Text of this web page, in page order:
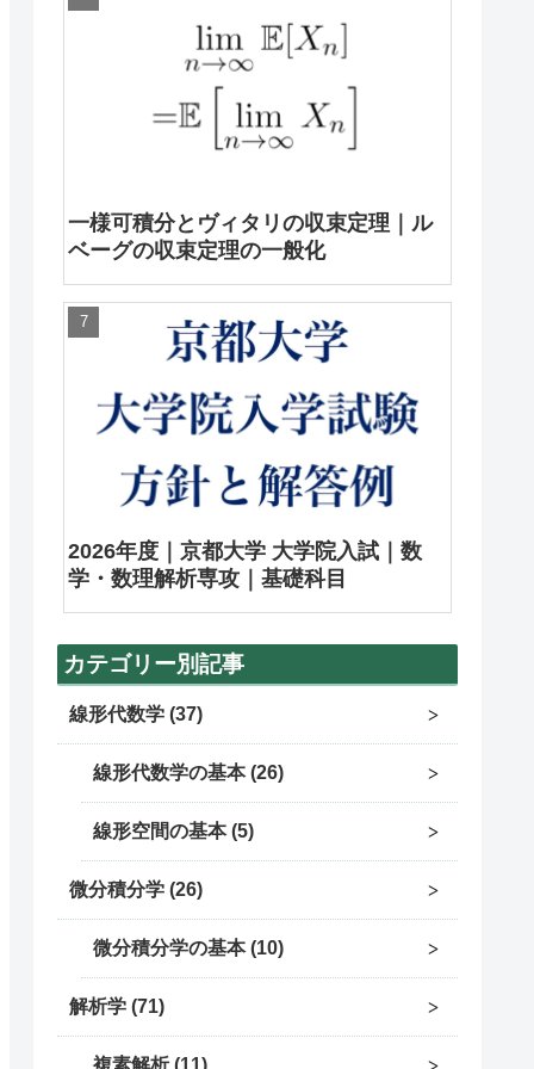
一様可積分とヴィタリの収束定理｜ル
ベーグの収束定理の一般化
2026年度｜京都大学 大学院入試｜数
学・数理解析専攻｜基礎科目
カテゴリー別記事
線形代数学 37
線形代数学の基本 26
線形空間の基本 5
微分積分学 26
微分積分学の基本 10
解析学 71
複素解析 11